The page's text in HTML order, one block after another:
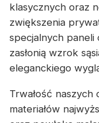
klasycznych oraz
zwiększenia
specjalnych paneli
zasłonią wzrok
eleganckiego
Trwałość
materiałów